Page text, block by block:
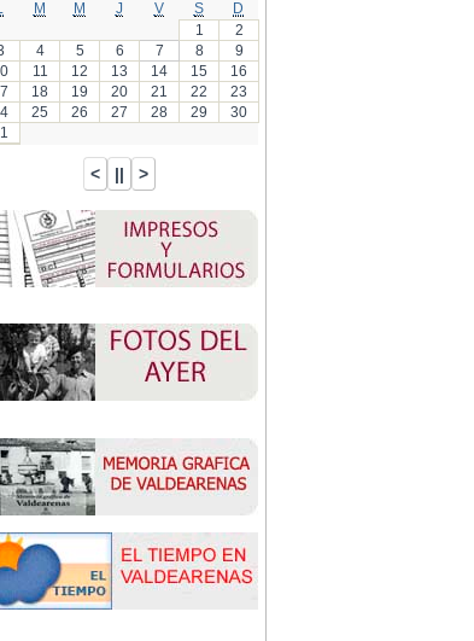
M M J V S
D
1
2
4 5 6 7 8
9
11 12 13 14 15
16
18 19 20 21 22
23
25 26 27 28 29
30